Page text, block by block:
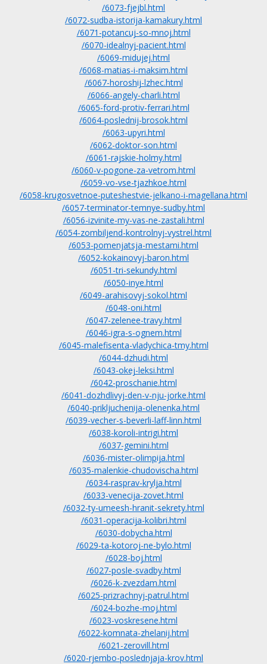
/6073-fjejbl.html
/6072-sudba-istorija-kamakury.html
/6071-potancuj-so-mnoj.html
/6070-idealnyj-pacient.html
/6069-midujej.html
/6068-matias-i-maksim.html
/6067-horoshij-lzhec.html
/6066-angely-charli.html
/6065-ford-protiv-ferrari.html
/6064-poslednij-brosok.html
/6063-upyri.html
/6062-doktor-son.html
/6061-rajskie-holmy.html
/6060-v-pogone-za-vetrom.html
/6059-vo-vse-tjazhkoe.html
/6058-krugosvetnoe-puteshestvie-jelkano-i-magellana.html
/6057-terminator-temnye-sudby.html
/6056-izvinite-my-vas-ne-zastali.html
/6054-zombiljend-kontrolnyj-vystrel.html
/6053-pomenjatsja-mestami.html
/6052-kokainovyj-baron.html
/6051-tri-sekundy.html
/6050-inye.html
/6049-arahisovyj-sokol.html
/6048-oni.html
/6047-zelenee-travy.html
/6046-igra-s-ognem.html
/6045-malefisenta-vladychica-tmy.html
/6044-dzhudi.html
/6043-okej-leksi.html
/6042-proschanie.html
/6041-dozhdlivyj-den-v-nju-jorke.html
/6040-prikljuchenija-olenenka.html
/6039-vecher-s-beverli-laff-linn.html
/6038-koroli-intrigi.html
/6037-gemini.html
/6036-mister-olimpija.html
/6035-malenkie-chudovischa.html
/6034-rasprav-krylja.html
/6033-venecija-zovet.html
/6032-ty-umeesh-hranit-sekrety.html
/6031-operacija-kolibri.html
/6030-dobycha.html
/6029-ta-kotoroj-ne-bylo.html
/6028-boj.html
/6027-posle-svadby.html
/6026-k-zvezdam.html
/6025-prizrachnyj-patrul.html
/6024-bozhe-moj.html
/6023-voskresene.html
/6022-komnata-zhelanij.html
/6021-zerovill.html
/6020-rjembo-poslednjaja-krov.html